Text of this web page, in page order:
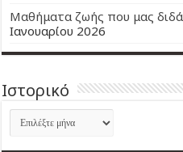
Μαθήματα ζωής που μας
Ιανουαρίου 2026
Ιστορικό
Ιστορικό